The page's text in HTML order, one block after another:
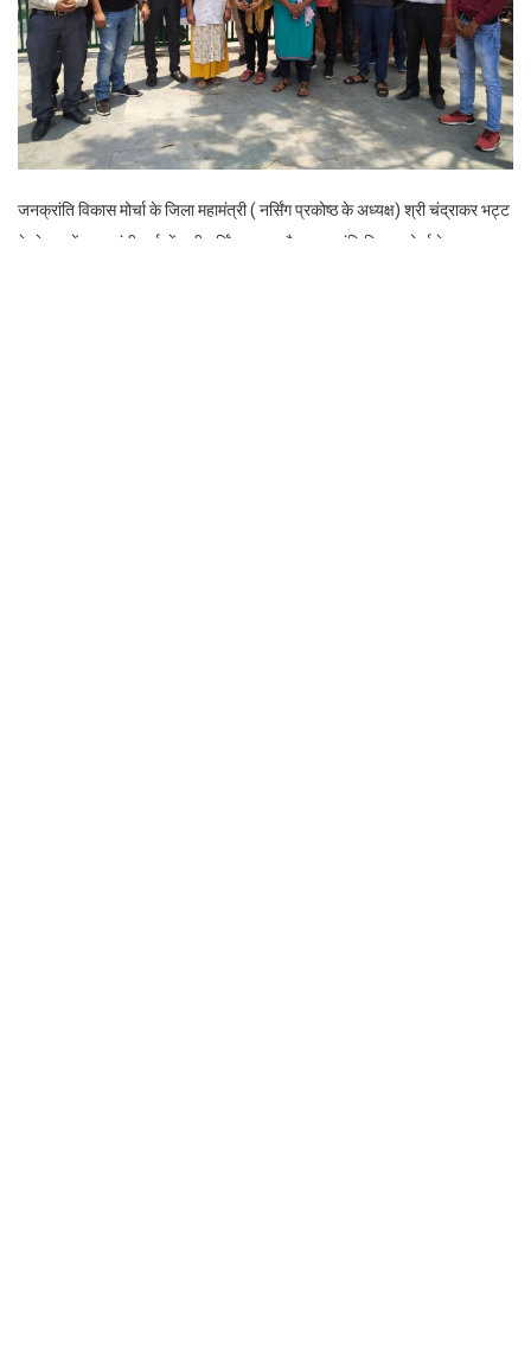
जनक्रांति विकास मोर्चा के जिला महामंत्री ( नर्सिंग प्रकोष्ठ के अध्यक्ष) श्री चंद्राकर भट्ट
के नेतृत्व में आज गांधी पार्क में सभी नर्सिंग स्टाफ और जनक्रांति विकास मोर्चा के सदस्य